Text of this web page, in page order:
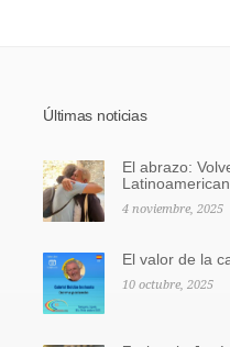
Últimas noticias
El abrazo:
4 noviembre, 2025
El valor de la
10 octubre, 2025